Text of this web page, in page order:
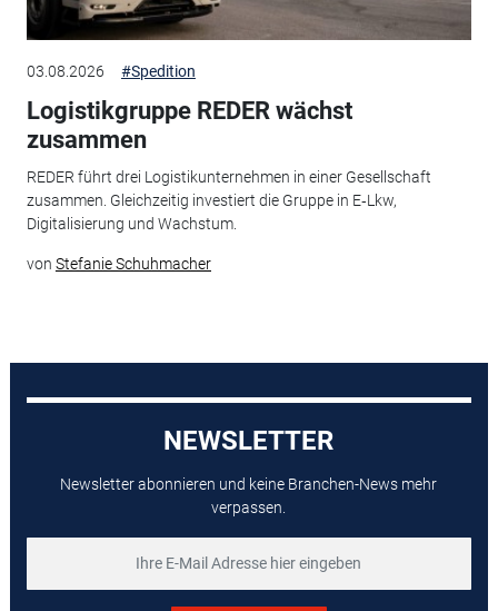
03.08.2026 #Spedition
Logistikgruppe REDER wächst
zusammen
REDER führt drei Logistikunternehmen in einer Gesellschaft
zusammen. Gleichzeitig investiert die Gruppe in E‑Lkw,
Digitalisierung und Wachstum.
von Stefanie Schuhmacher
NEWSLETTER
Newsletter abonnieren und keine Branchen-News mehr
verpassen.